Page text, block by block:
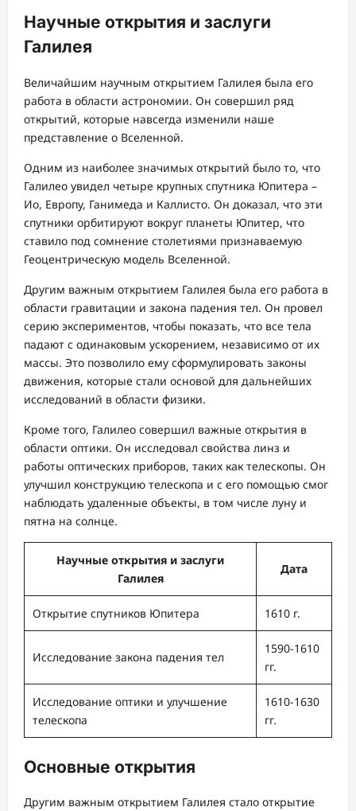
Научные открытия и заслуги
Галилея
Величайшим научным открытием Галилея была его
работа в области астрономии. Он совершил ряд
открытий, которые навсегда изменили наше
представление о Вселенной.
Одним из наиболее значимых открытий было то, что
Галилео увидел четыре крупных спутника Юпитера –
Ио, Европу, Ганимеда и Каллисто. Он доказал, что эти
спутники орбитируют вокруг планеты Юпитер, что
ставило под сомнение столетиями признаваемую
Геоцентрическую модель Вселенной.
Другим важным открытием Галилея была его работа в
области гравитации и закона падения тел. Он провел
серию экспериментов, чтобы показать, что все тела
падают с одинаковым ускорением, независимо от их
массы. Это позволило ему сформулировать законы
движения, которые стали основой для дальнейших
исследований в области физики.
Кроме того, Галилео совершил важные открытия в
области оптики. Он исследовал свойства линз и
работы оптических приборов, таких как телескопы. Он
улучшил конструкцию телескопа и с его помощью смог
наблюдать удаленные объекты, в том числе луну и
пятна на солнце.
Научные открытия и заслуги
Галилея
Дата
Открытие спутников Юпитера 1610 г.
Исследование закона падения тел
1590-1610
гг.
Исследование оптики и улучшение
телескопа
1610-1630
гг.
Основные открытия
Другим важным открытием Галилея стало открытие